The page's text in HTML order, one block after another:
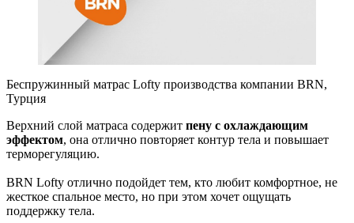
Беспружинный матрас Lofty производства компании BRN,
Турция
Верхний слой матраса содержит пену с охлаждающим
эффектом, она отлично повторяет контур тела и повышает
терморегуляцию.
BRN Lofty отлично подойдет тем, кто любит комфортное, не
жесткое спальное место, но при этом хочет ощущать
поддержку тела.